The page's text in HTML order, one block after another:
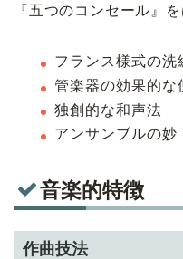
『五つのコンセール』
フランス様式の洗
管楽器の効果的な
独創的な和声法
アンサンブルの妙
音楽的特徴
作曲技法